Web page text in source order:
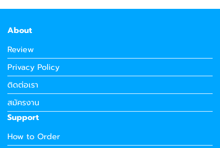
About
Review
Privacy Policy
ติดต่อเรา
สมัครงาน
Support
How to Order